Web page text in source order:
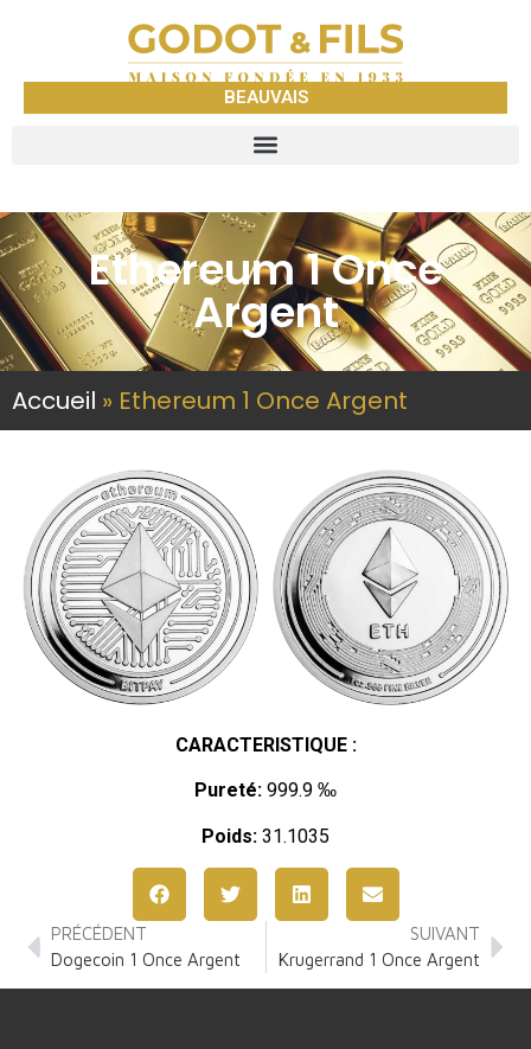
BEAUVAIS
Ethereum 1 Once
Argent
Accueil » Ethereum 1 Once Argent
CARACTERISTIQUE :
Pureté: 999.9 ‰
Poids: 31.1035
PRÉCÉDENT
Dogecoin 1 Once Argent
SUIVANT
Krugerrand 1 Once Argent